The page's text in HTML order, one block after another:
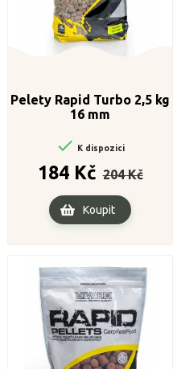
Pelety Rapid Turbo 2,5 kg
16 mm
 K dispozici
184 Kč cena
204 Kč
Cena
Koupit